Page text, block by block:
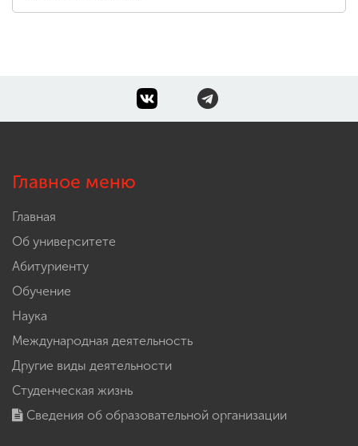
Главное меню
Главная
Об университете
Абитуриенту
Обучение
Наука
Международная деятельность
Другие виды деятельности
Студенческая жизнь
Сведения об образовательной организации